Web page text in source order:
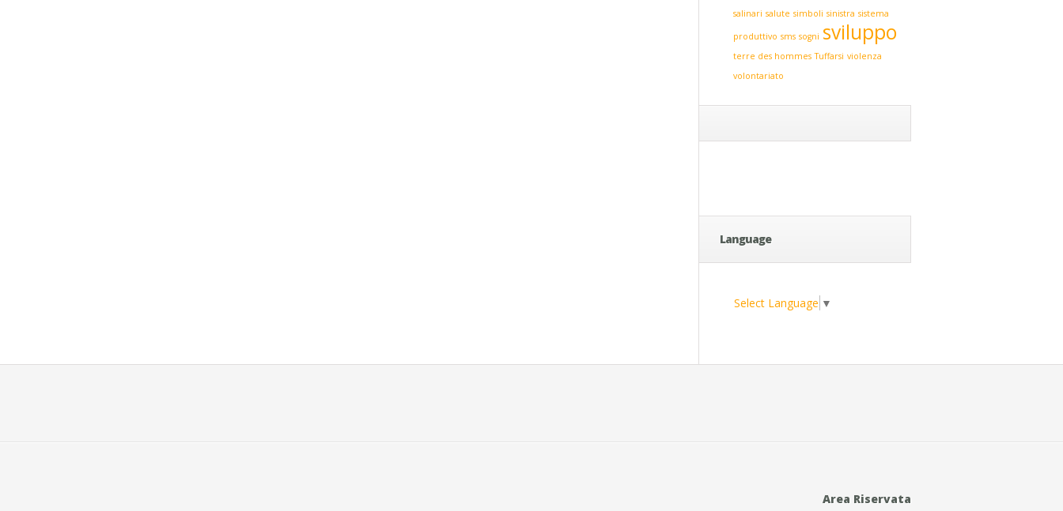
salinari salute simboli sinistra sistema
produttivo sms sogni sviluppo
terre des hommes Tuffarsi violenza
volontariato
Language
Select Language ▼
Area Riservata